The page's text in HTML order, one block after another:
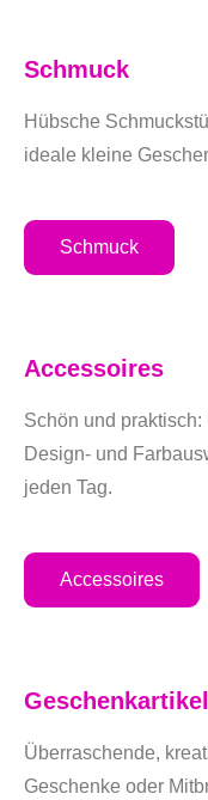
Schmuck
Hübsche
ideale kleine
Schmuck
Accessoires
Schön und
Design- und
jeden Tag.
Accessoires
Geschenkartikel
Überraschende,
Geschenke oder